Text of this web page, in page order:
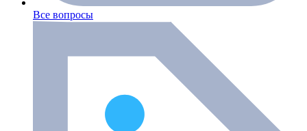
Все вопросы